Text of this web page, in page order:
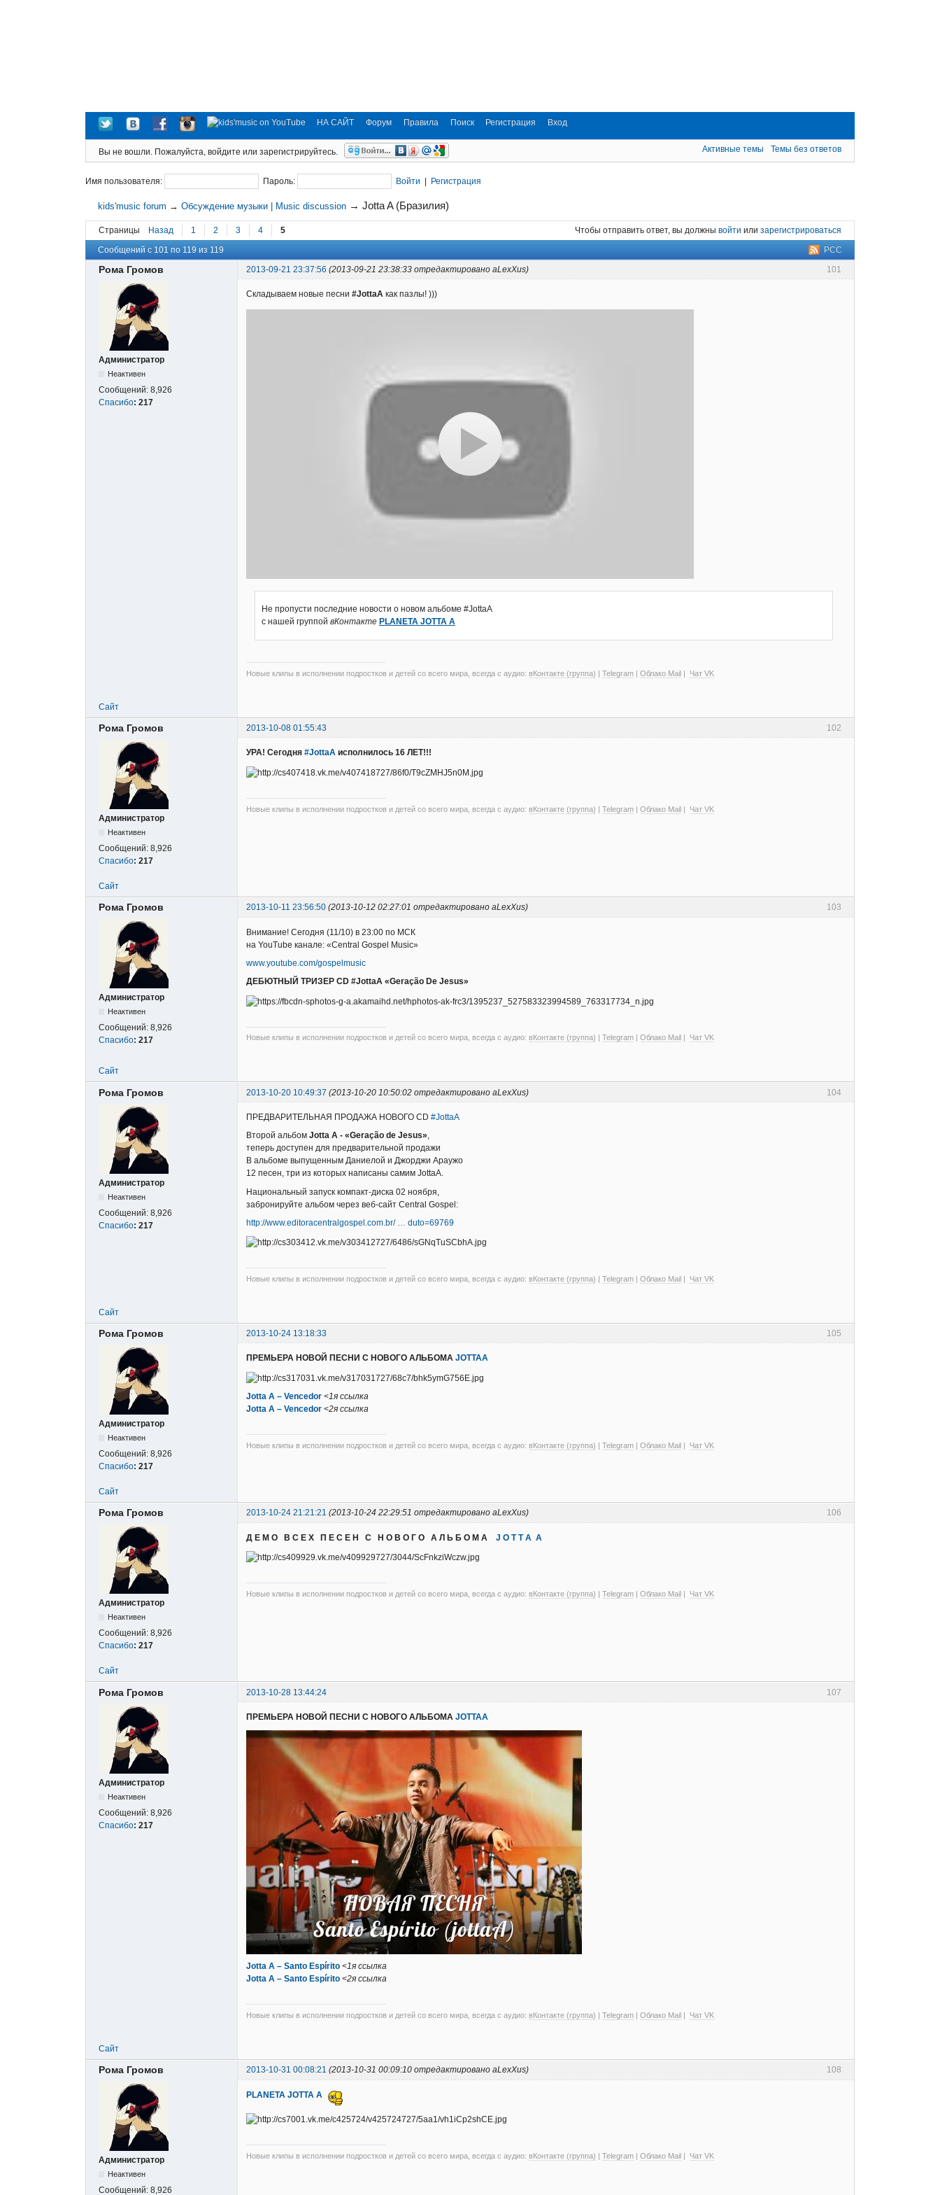
НА САЙТ Форум Правила Поиск Регистрация Вход
Вы не вошли. Пожалуйста, войдите или зарегистрируйтесь. Активные темы Темы без ответов
Имя пользователя: Пароль: Войти | Регистрация
kids'music forum →Обсуждение музыки | Music discussion →Jotta A (Бразилия)
Страницы Назад 1 2 3 4 5 Чтобы отправить ответ, вы должны войти или зарегистрироваться
РСС
Сообщений с 101 по 119 из 119
101
Рома Громов 2013-09-21 23:37:56 (2013-09-21 23:38:33 отредактировано aLexXus)
Администратор
Неактивен
Сообщений: 8,926
Спасибо: 217
Складываем новые песни #JottaA как пазлы! )))
Не пропусти последние новости о новом альбоме #JottaA
с нашей группой вКонтакте PLANETA JOTTA A
Новые клипы в исполнении подростков и детей со всего мира, всегда с аудио: вКонтакте (группа) | Telegram | Облако Mail | Чат VK
Сайт
102
Рома Громов 2013-10-08 01:55:43
Администратор
Неактивен
Сообщений: 8,926
Спасибо: 217
УРА! Сегодня #JottaA исполнилось 16 ЛЕТ!!!
Новые клипы в исполнении подростков и детей со всего мира, всегда с аудио: вКонтакте (группа) | Telegram | Облако Mail | Чат VK
Сайт
103
Рома Громов 2013-10-11 23:56:50 (2013-10-12 02:27:01 отредактировано aLexXus)
Администратор
Неактивен
Сообщений: 8,926
Спасибо: 217
Внимание! Сегодня (11/10) в 23:00 по МСК
на YouTube канале: «Central Gospel Music»
www.youtube.com/gospelmusic
ДЕБЮТНЫЙ ТРИЗЕР CD #JottaA «Geração De Jesus»
Новые клипы в исполнении подростков и детей со всего мира, всегда с аудио: вКонтакте (группа) Telegram Облако Mail Чат VK
Сайт
104
Рома Громов 2013-10-20 10:49:37 (2013-10-20 10:50:02 отредактировано aLexXus)
Администратор
Неактивен
Сообщений: 8,926
Спасибо: 217
ПРЕДВАРИТЕЛЬНАЯ ПРОДАЖА НОВОГО CD #JottaA
Второй альбом Jotta A - «Geração de Jesus»,
теперь доступен для предварительной продажи
В альбоме выпущенным Даниелой и Джорджи Араужо
12 песен, три из которых написаны самим JottaA.
Национальный запуск компакт-диска 02 ноября,
забронируйте альбом через веб-сайт Central Gospel:
http://www.editoracentralgospel.com.br/ … duto=69769
Новые клипы в исполнении подростков и детей со всего мира, всегда с аудио: вКонтакте (группа) | Telegram | Облако Mail | Чат VK
Сайт
105
Рома Громов 2013-10-24 13:18:33
Администратор
Неактивен
Сообщений: 8,926
Спасибо: 217
ПРЕМЬЕРА НОВОЙ ПЕСНИ С НОВОГО АЛЬБОМА JOTTAA
Jotta A – Vencedor <1я ссылка
Jotta A – Vencedor <2я ссылка
Новые клипы в исполнении подростков и детей со всего мира, всегда с аудио: вКонтакте (группа) | Telegram | Облако Mail | Чат VK
Сайт
106
Рома Громов 2013-10-24 21:21:21 (2013-10-24 22:29:51 отредактировано aLexXus)
Администратор
Неактивен
Сообщений: 8,926
Спасибо: 217
Д Е М О В С Е Х П Е С Е Н С Н О В О Г О А Л Ь Б О М А J O T T A A
Новые клипы в исполнении подростков и детей со всего мира, всегда с аудио: вКонтакте (группа) | Telegram | Облако Mail | Чат VK
Сайт
107
Рома Громов 2013-10-28 13:44:24
Администратор
Неактивен
Сообщений: 8,926
Спасибо: 217
ПРЕМЬЕРА НОВОЙ ПЕСНИ С НОВОГО АЛЬБОМА JOTTAA
Jotta A – Santo Espírito <1я ссылка
Jotta A – Santo Espírito <2я ссылка
Новые клипы в исполнении подростков и детей со всего мира, всегда с аудио: вКонтакте (группа) | Telegram | Облако Mail | Чат VK
Сайт
108
Рома Громов 2013-10-31 00:08:21 (2013-10-31 00:09:10 отредактировано aLexXus)
Администратор
Неактивен
Сообщений: 8,926
PLANETA JOTTA A
Новые клипы в исполнении подростков и детей со всего мира, всегда с аудио: вКонтакте (группа) | Telegram | Облако Mail | Чат VK